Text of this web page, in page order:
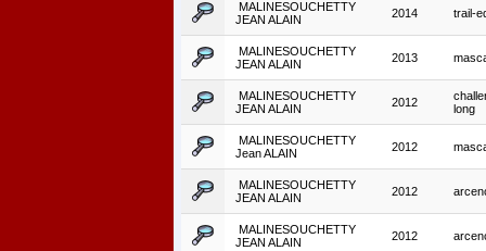
MALINESOUCHETTY
JEAN ALAIN
2014 trail-
MALINESOUCHETTY
JEAN ALAIN
2013
MALINESOUCHETTY
JEAN ALAIN
2012
long
MALINESOUCHETTY
Jean ALAIN
2012
MALINESOUCHETTY
JEAN ALAIN
2012
MALINESOUCHETTY
JEAN ALAIN
2012